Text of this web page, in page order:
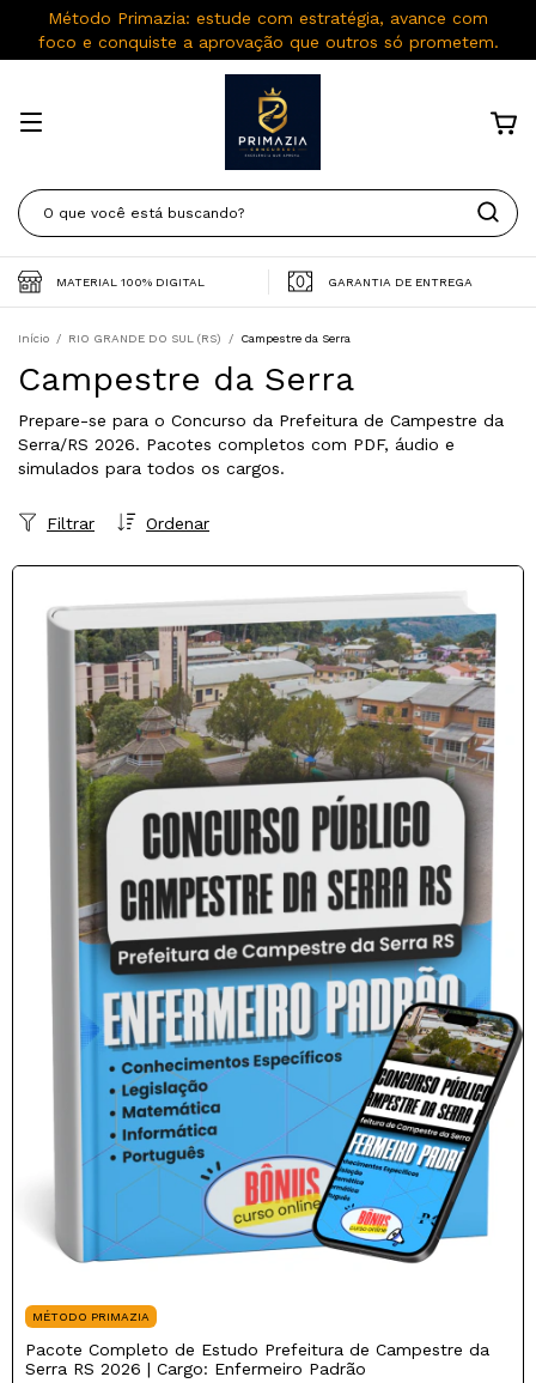
Método Primazia: estude com estratégia, avance com
foco e conquiste a aprovação que outros só prometem.
MATERIAL 100% DIGITAL GARANTIA DE ENTREGA
Início / RIO GRANDE DO SUL (RS) / Campestre da Serra
Campestre da Serra
Prepare-se para o Concurso da Prefeitura de Campestre da
Serra/RS 2026. Pacotes completos com PDF, áudio e
simulados para todos os cargos.
Ordenar
Filtrar
MÉTODO PRIMAZIA
Pacote Completo de Estudo Prefeitura de Campestre da
Serra RS 2026 | Cargo: Enfermeiro Padrão